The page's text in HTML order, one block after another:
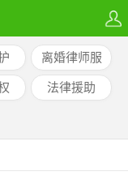
离婚律师服
务
法律援助